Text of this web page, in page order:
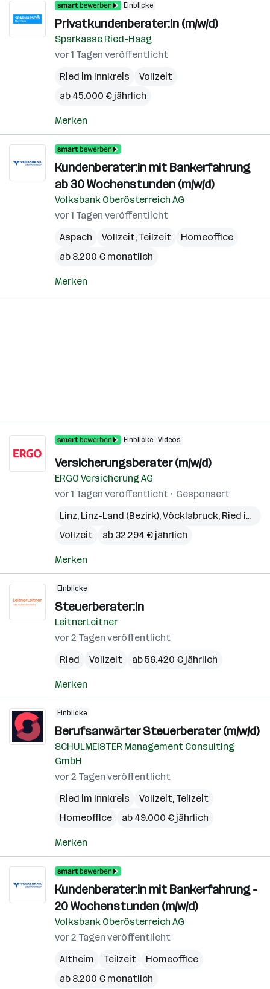
Einblicke
Privatkundenberater:in (m/w/d)
Sparkasse Ried-Haag
vor 1 Tagen veröffentlicht
Ried im Innkreis
Vollzeit
ab 45.000 € jährlich
Merken
Kundenberater:in mit Bankerfahrung
ab 30 Wochenstunden (m/w/d)
Volksbank Oberösterreich AG
vor 1 Tagen veröffentlicht
Aspach
Vollzeit, Teilzeit
Homeoffice
ab 3.200 € monatlich
Merken
Einblicke Videos
Versicherungsberater (m/w/d)
ERGO Versicherung AG
vor 1 Tagen veröffentlicht
Gesponsert
Linz, Linz-Land (Bezirk),Vöcklabruck, Ried im Innkreis
Vollzeit
ab 32.294 € jährlich
Merken
Einblicke
Steuerberater:in
LeitnerLeitner
vor 2 Tagen veröffentlicht
Ried
Vollzeit ab 56.420 € jährlich
Merken
Einblicke
Berufsanwärter Steuerberater (m/w/d)
SCHULMEISTER Management Consulting
GmbH
vor 2 Tagen veröffentlicht
Ried im Innkreis
Vollzeit, Teilzeit
Homeoffice
ab 49.000 € jährlich
Merken
Kundenberater:in mit Bankerfahrung -
20 Wochenstunden (m/w/d)
Volksbank Oberösterreich AG
vor 2 Tagen veröffentlicht
Altheim
Teilzeit
Homeoffice
ab 3.200 € monatlich